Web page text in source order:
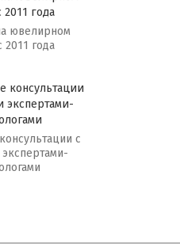
ювелирном
года
с